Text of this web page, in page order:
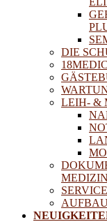
DIE
LEIH- &